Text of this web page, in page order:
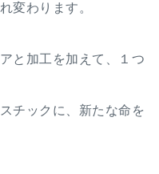
変わります。
と加工を加えて、１つ
チックに、新たな命を